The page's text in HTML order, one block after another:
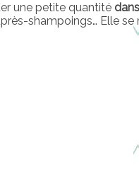
une petite quantité
shampoings… Elle